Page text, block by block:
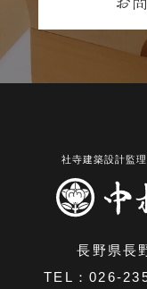
長野県長
TEL：026-